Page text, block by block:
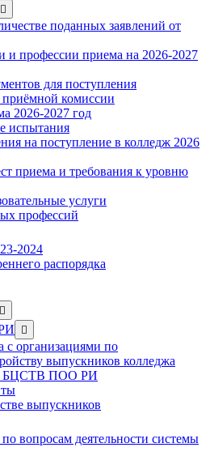
Show
sub
menu
поданных заявлений от
и профессии приема на 2026-2027
для поступления
комиссии
2026-2027 год
испытания
на поступление в колледж 2026
приема и требования к уровню
услуги
профессий
2024
распорядка
Show
Show
sub
menu
с организациями по
выпускников колледжа
БЦСТВ ПОО РИ
выпускников
вопросам деятельности системы